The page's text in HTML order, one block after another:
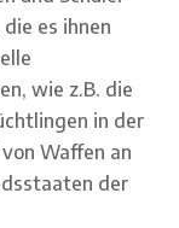
es ihnen
wie z.B. die
in der
Waffen an
der